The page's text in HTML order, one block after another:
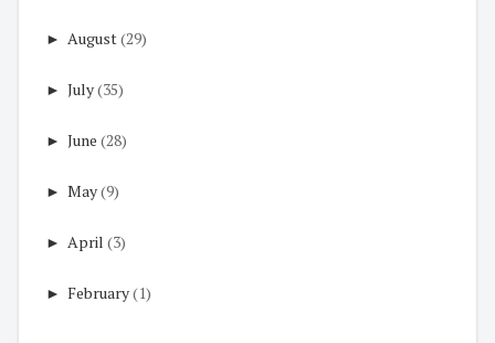
► August(29)
► July(35)
► June (28)
► May(9)
► April (3)
► February(1)